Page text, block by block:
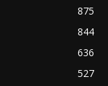
875
844
636
527